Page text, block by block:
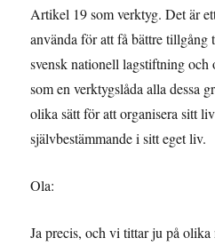
Artikel 19 som verktyg. Det är
använda för att få bättre tillgång
svensk nationell lagstiftning och
som en verktygslåda alla dessa
olika sätt för att organisera sitt
självbestämmande i sitt eget liv.
Ola:
Ja precis, och vi tittar ju på